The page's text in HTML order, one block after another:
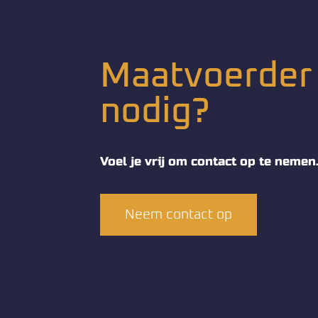
Maatvoerder
nodig?
Voel je vrij om contact op te nemen.
Neem contact op